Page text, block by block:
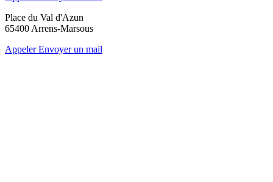
Place du Val d'Azun
65400 Arrens-Marsous
AppelerEnvoyer un mail